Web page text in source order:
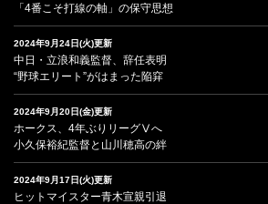
「4番こそ打線の軸」の保守思想
2024年9月24日(火)更新
中日・立浪和義監督、辞任表明
“野球エリート”がはまった陥穽
2024年9月20日(金)更新
ホークス、4年ぶりリーグⅤへ
小久保裕紀監督と山川穂高の絆
2024年9月17日(火)更新
ヒットマイスター青木宣親引退